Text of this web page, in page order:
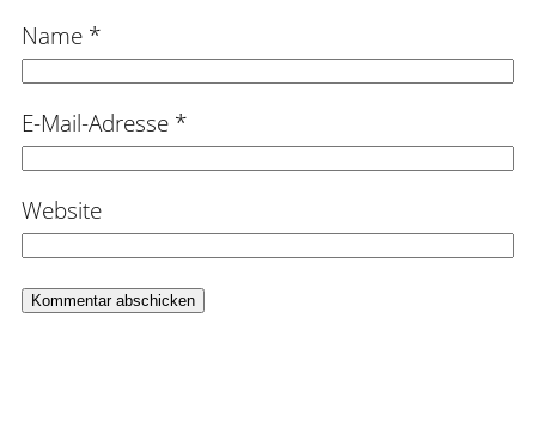
Name *
E-Mail-Adresse *
Website